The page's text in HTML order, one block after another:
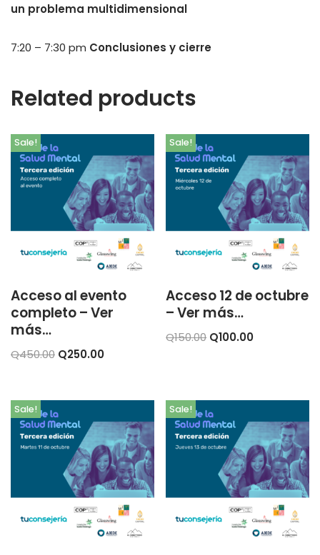
un problema multidimensional
7:20 – 7:30 pm Conclusiones y cierre
Related products
Sale!
Acceso al evento
completo – Ver
más…
Q450.00 Q250.00
Sale!
Acceso 12 de octubre
– Ver más…
Q150.00 Q100.00
Sale! Sale!